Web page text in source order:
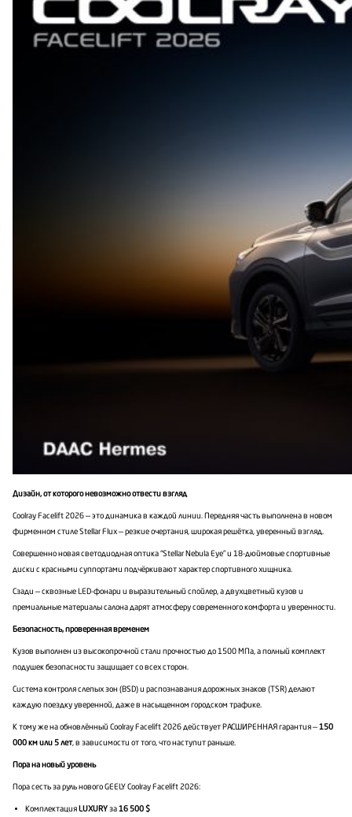
Дизайн, от которого невозможно отвести взгляд
Coolray Facelift 2026 — это динамика в каждой линии. Передняя часть выполнена в новом
фирменном стиле Stellar Flux — резкие очертания, широкая решётка, уверенный взгляд.
Совершенно новая светодиодная оптика “Stellar Nebula Eye” и 18-дюймовые спортивные
диски с красными суппортами подчёркивают характер спортивного хищника.
Сзади — сквозные LED-фонари и выразительный спойлер, а двухцветный кузов и
премиальные материалы салона дарят атмосферу современного комфорта и уверенности.
Безопасность, проверенная временем
Кузов выполнен из высокопрочной стали прочностью до 1500 МПа, а полный комплект
подушек безопасности защищает со всех сторон.
Система контроля слепых зон (BSD) и распознавания дорожных знаков (TSR) делают
каждую поездку уверенной, даже в насыщенном городском трафике.
К тому же на обновлённый Coolray Facelift 2026 действует РАСШИРЕННАЯ гарантия —150
000 км или 5 лет, в зависимости от того, что наступит раньше.
Пора на новый уровень
Пора сесть за руль нового GEELY Coolray Facelift 2026:
КомплектацияLUXURYза16 500 $